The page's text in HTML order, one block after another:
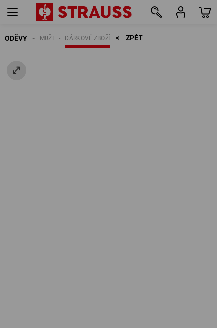
ODĚVY ZPĚT    >
DÁRKOVÉ ZBOŽÍ
MUŽI